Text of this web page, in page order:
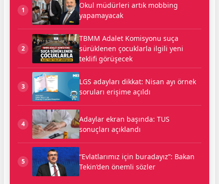
1
Okul müdürleri artık mobbing
yapamayacak
2
TBMM Adalet Komisyonu suça
sürüklenen çocuklarla ilgili yeni
teklifi görüşecek
3
LGS adayları dikkat: Nisan ayı örnek
soruları erişime açıldı
4
Adaylar ekran başında: TUS
sonuçları açıklandı
5
“Evlatlarımız için buradayız”: Bakan
Tekin’den önemli sözler